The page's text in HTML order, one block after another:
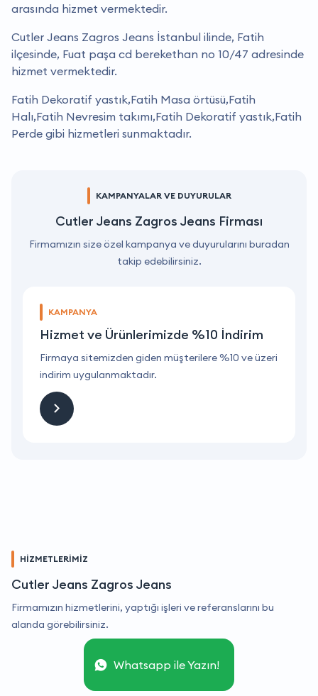
arasında hizmet vermektedir.
Cutler Jeans Zagros Jeans İstanbul ilinde, Fatih
ilçesinde, Fuat paşa cd berekethan no 10/47 adresinde
hizmet vermektedir.
Fatih Dekoratif yastık,Fatih Masa örtüsü,Fatih
Halı,Fatih Nevresim takımı,Fatih Dekoratif yastık,Fatih
Perde gibi hizmetleri sunmaktadır.
KAMPANYALAR VE DUYURULAR
Cutler Jeans Zagros Jeans Firması
Firmamızın size özel kampanya ve duyurularını buradan
takip edebilirsiniz.
KAMPANYA
Hizmet ve Ürünlerimizde %10 İndirim
Firmaya sitemizden giden müşterilere %10 ve üzeri
indirim uygulanmaktadır.
HİZMETLERİMİZ
Cutler Jeans Zagros Jeans
Firmamızın hizmetlerini, yaptığı işleri ve referanslarını bu
alanda görebilirsiniz.
Whatsapp ile Yazın!